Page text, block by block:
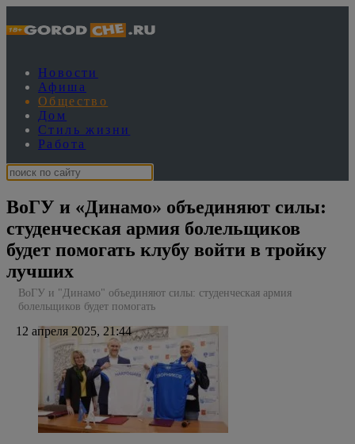
Новости
Афиша
Общество
Дом
Стиль жизни
Работа
ВоГУ и «Динамо» объединяют силы:
студенческая армия болельщиков
будет помогать клубу войти в тройку
лучших
ВоГУ и "Динамо" объединяют силы: студенческая армия
болельщиков будет помогать
12 апреля 2025, 21:44